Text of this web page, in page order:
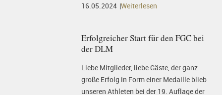
16.05.2024 Weiterlesen
Erfolgreicher Start für den FGC bei
der DLM
Liebe Mitglieder, liebe Gäste, der ganz
große Erfolg in Form einer Medaille blieb
unseren Athleten bei der 19. Auflage der